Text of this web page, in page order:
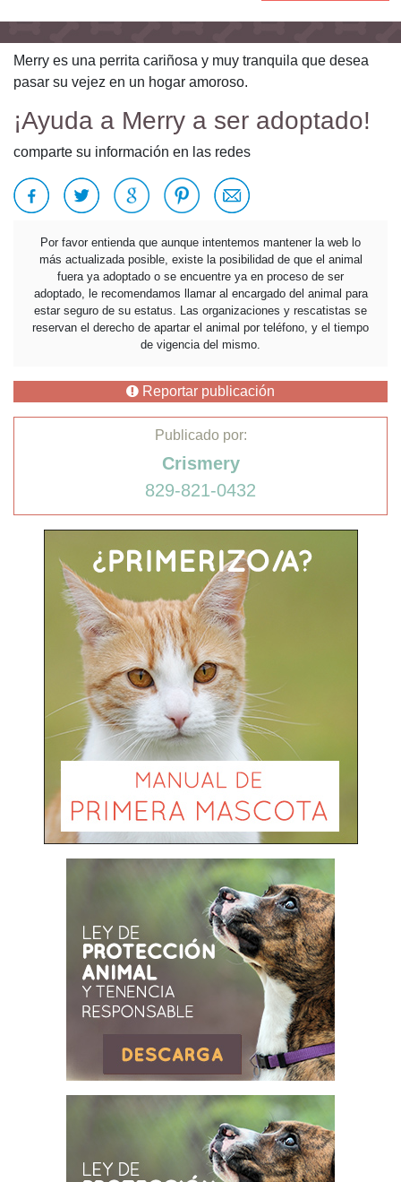
Merry es una perrita cariñosa y muy tranquila que desea
pasar su vejez en un hogar amoroso.
¡Ayuda a Merry a ser adoptado!
comparte su información en las redes
Por favor entienda que aunque intentemos mantener la web lo
más actualizada posible, existe la posibilidad de que el animal
fuera ya adoptado o se encuentre ya en proceso de ser
adoptado, le recomendamos llamar al encargado del animal para
estar seguro de su estatus. Las organizaciones y rescatistas se
reservan el derecho de apartar el animal por teléfono, y el tiempo
de vigencia del mismo.
Reportar publicación
Publicado por:
Crismery
829-821-0432